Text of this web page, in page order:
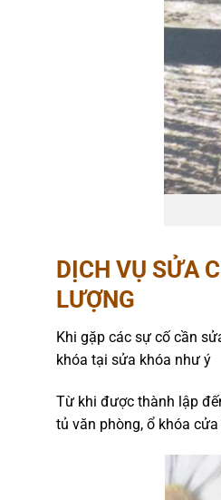
DỊCH VỤ SỬA
LƯỢNG
Khi gặp các sự cố cần
khóa tại sửa khóa như ý
Từ khi được thành lập
tủ văn phòng, ổ khóa